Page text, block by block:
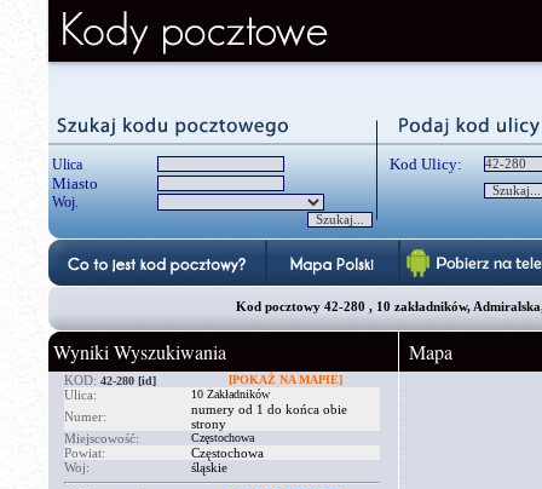
Ulica
Miasto
Woj.
Kod Ulicy:
Kod pocztowy 42-280 , 10 zakładników,
Wyniki Wyszukiwania
KOD: 42-280 [id] [POKAŻ NA MAPIE]
Ulica: 10 Zakładników
Numer:
numery od 1 do końca obie
strony
Miejscowość:
Częstochowa
Powiat:
Częstochowa
Woj:
śląskie
Mapa